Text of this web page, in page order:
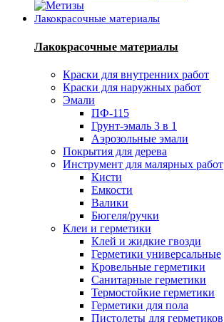
Лакокрасочные материалы
Лакокрасочные материалы
Краски для внутренних работ
Краски для наружных работ
Эмали
ПФ-115
Грунт-эмаль 3 в 1
Аэрозольные эмали
Покрытия для дерева
Инструмент для малярных работ
Кисти
Емкости
Валики
Бюгеля/ручки
Клеи и герметики
Клей и жидкие гвозди
Герметики универсальные
Кровельные герметики
Санитарные герметики
Термостойкие герметики
Герметики для пола
Пистолеты для герметиков